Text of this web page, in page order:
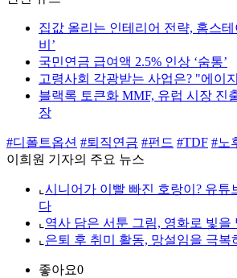
집값 올리는 인테리어 전략, 홈스
비’
국민연금 급여액 2.5% 인상 ‘숨통’
고령사회 각광받는 사업은? "에이
블랙록 토큰화 MMF, 유럽 시장 진
장
#디폴트옵션 #퇴직연금 #펀드 #TDF #노
이희원 기자의 주요 뉴스
⌞ 시니어가 이빨 빠진 호랑이? 유튜
다
⌞ 역사 담은 서툰 그림, 영화로 빛을
⌞ 은퇴 후 취미 활동, 망설임을 극복
좋아요0